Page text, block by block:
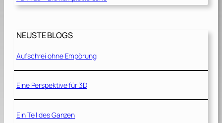
NEUSTE BLOGS
Aufschrei ohne Empörung
Eine Perspektive für 3D
Ein Teil des Ganzen